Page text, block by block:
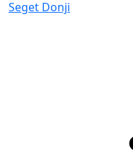
Seget Donji